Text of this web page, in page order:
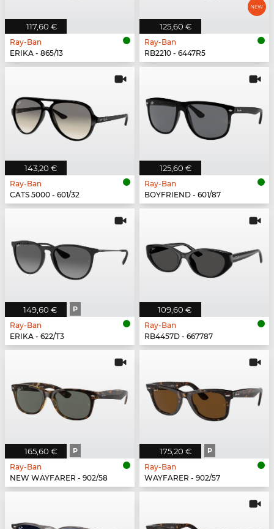
117,60 €
Ray-Ban
ERIKA - 865/13
125,60 €
Ray-Ban
RB2210 - 6447R5
143,20 €
Ray-Ban
CATS 5000 - 601/32
125,60 €
Ray-Ban
BOYFRIEND - 601/87
149,60 € P
Ray-Ban
ERIKA - 622/T3
109,60 €
Ray-Ban
RB4457D - 667787
165,60 € P
Ray-Ban
NEW WAYFARER - 902/58
175,20 € P
Ray-Ban
WAYFARER - 902/57